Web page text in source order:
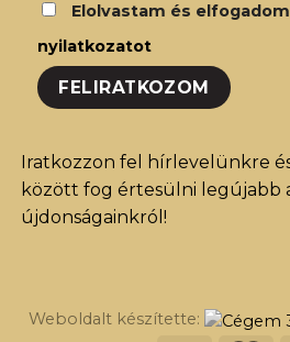
Elolvastam és
nyilatkozatot
Iratkozzon fel hírlevelünkre
között fog értesülni legújabb
újdonságainkról!
Weboldalt készítette: